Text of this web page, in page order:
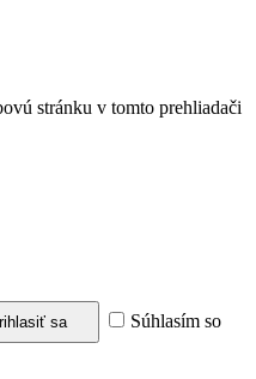
stránku v tomto prehliadači
Súhlasím so